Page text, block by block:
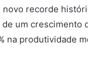
recorde
um crescimento
na produtividade